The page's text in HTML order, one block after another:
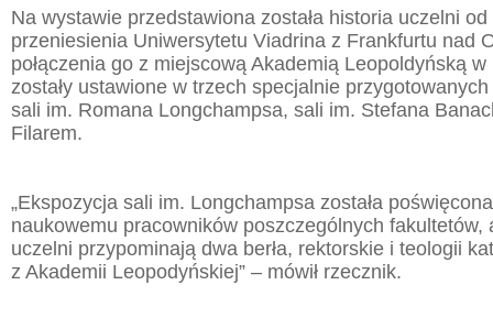
Na wystawie przedstawiona została historia uczelni
przeniesienia Uniwersytetu Viadrina z Frankfurtu nad
połączenia go z miejscową Akademią Leopoldyńską
zostały ustawione w trzech specjalnie
sali im. Romana Longchampsa, sali im. Stefana
Filarem.
„Ekspozycja sali im. Longchampsa została
naukowemu pracowników poszczególnych fakultetów,
uczelni przypominają dwa berła, rektorskie i teologii
z Akademii Leopodyńskiej” – mówił rzecznik.